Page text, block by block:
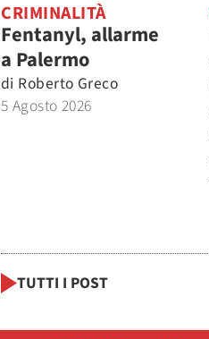
CRIMINALITÀ
Fentanyl, allarme
a Palermo
di Roberto Greco
5 Agosto 2026
TUTTI I POST